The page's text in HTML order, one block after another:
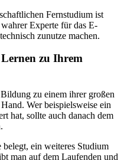
Fernstudium ist
Experte für das E-
zunutze machen.
Lernen zu Ihrem
zu einem ihrer großen
Wer beispielsweise ein
hat, sollte auch danach dem
ein weiteres Studium
man auf dem Laufenden und